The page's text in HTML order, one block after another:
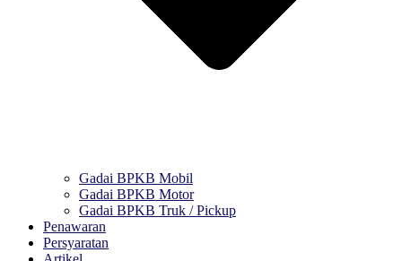
Gadai BPKB Mobil
Gadai BPKB Motor
Gadai BPKB Truk / Pickup
Penawaran
Persyaratan